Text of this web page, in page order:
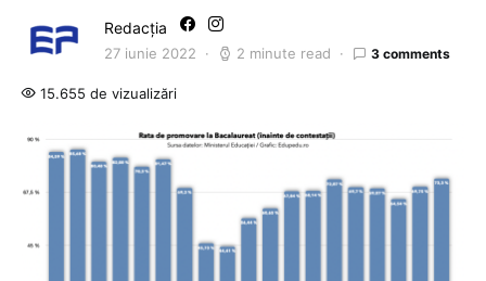
Redacția
27 iunie 2022 2 minute read 3 comments
15.655 de vizualizări